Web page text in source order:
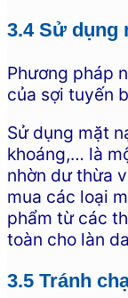
3.4 Sử dụng
Phương pháp
của sợi tuyến
Sử dụng mặt
khoáng,… là
nhờn dư thừa
mua các loại
phẩm từ các
toàn cho làn
3.5 Tránh